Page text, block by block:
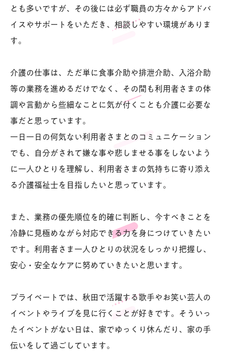
とも多いですが、その後には必ず職員の方々からアドバ
イスやサポートをいただき、相談しやすい環境がありま
す。
介護の仕事は、ただ単に食事介助や排泄介助、入浴介助
等の業務を進めるだけでなく、その間も利用者さまの体
調や言動から些細なことに気が付くことも介護に必要な
事だと思っています。
一日一日の何気ない利用者さまとのコミュニケーション
でも、自分がされて嫌な事や悲しませる事をしないよう
に一人ひとりを理解し、利用者さまの気持ちに寄り添え
る介護福祉士を目指したいと思っています。
また、業務の優先順位を的確に判断し、今すべきことを
冷静に見極めながら対応できる力を身につけていきたい
です。利用者さま一人ひとりの状況をしっかり把握し、
安心・安全なケアに努めていきたいと思います。
プライベートでは、秋田で活躍する歌手やお笑い芸人の
イベントやライブを見に行くことが好きです。そういっ
たイベントがない日は、家でゆっくり休んだり、家の手
伝いをして過ごしています。